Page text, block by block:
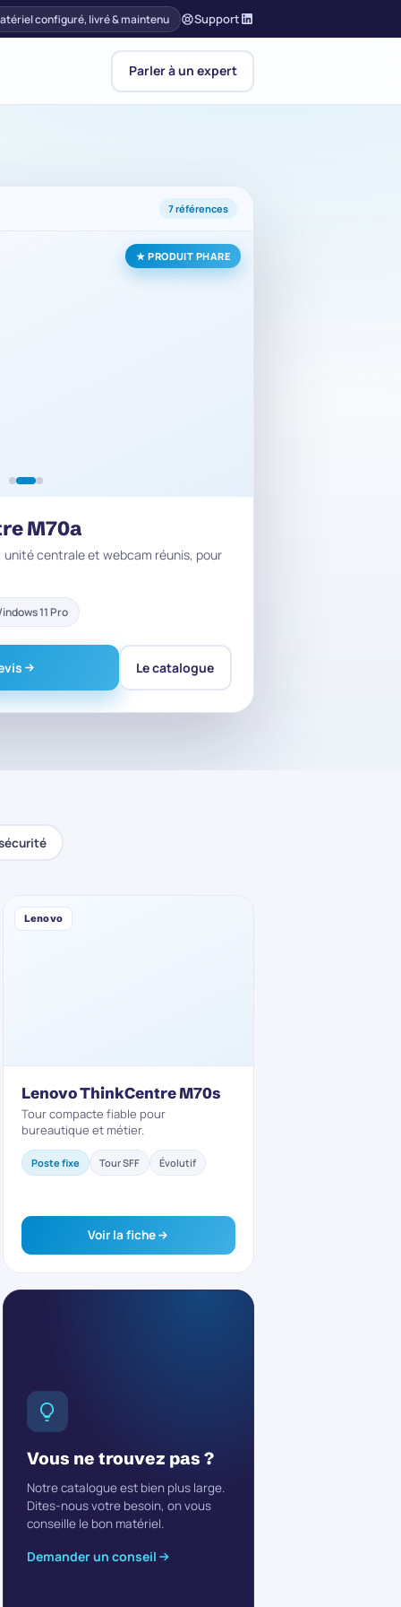
configuré, livré & maintenu Support
Parler à un expert
7 références
★ PRODUIT PHARE
M70a
centrale et webcam réunis, pour
11 Pro
Le catalogue
Lenovo
Lenovo ThinkCentre M70s
Tour compacte fiable pour
bureautique et métier.
Poste fixe Tour SFF Évolutif
Voir la fiche
Vous ne trouvez pas ?
Notre catalogue est bien plus large.
Dites-nous votre besoin, on vous
conseille le bon matériel.
Demander un conseil